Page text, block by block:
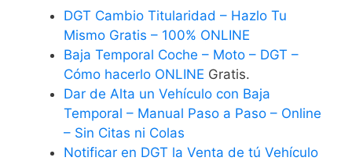
DGT Cambio Titularidad – Hazlo Tu
Mismo Gratis – 100% ONLINE
Baja Temporal Coche – Moto – DGT –
Cómo hacerlo ONLINE Gratis.
Dar de Alta un Vehículo con Baja
Temporal – Manual Paso a Paso – Online
– Sin Citas ni Colas
Notificar en DGT la Venta de tú Vehículo